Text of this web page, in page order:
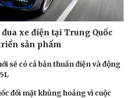
xe điện tại Trung Quốc
sản phẩm
sẽ có cả bản thuần điện và động
đối mặt khủng hoảng vì cuộc